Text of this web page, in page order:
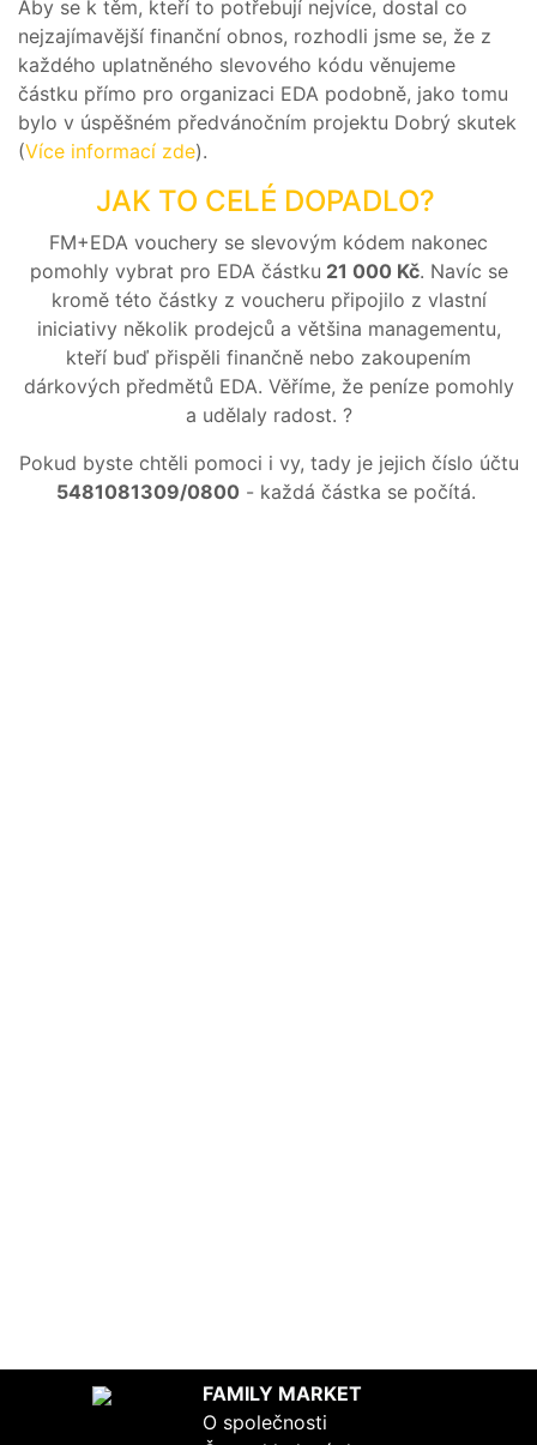
Aby se k těm, kteří to potřebují nejvíce, dostal co
nejzajímavější finanční obnos, rozhodli jsme se, že z
každého uplatněného slevového kódu věnujeme
částku přímo pro organizaci EDA podobně, jako tomu
bylo v úspěšném předvánočním projektu Dobrý skutek
(Více informací zde).
JAK TO CELÉ DOPADLO?
FM+EDA vouchery se slevovým kódem nakonec
pomohly vybrat pro EDA částku 21 000 Kč. Navíc se
kromě této částky z voucheru připojilo z vlastní
iniciativy několik prodejců a většina managementu,
kteří buď přispěli finančně nebo zakoupením
dárkových předmětů EDA. Věříme, že peníze pomohly
a udělaly radost. ?
Pokud byste chtěli pomoci i vy, tady je jejich číslo účtu
5481081309/0800 - každá částka se počítá.
FAMILY MARKET
O společnosti